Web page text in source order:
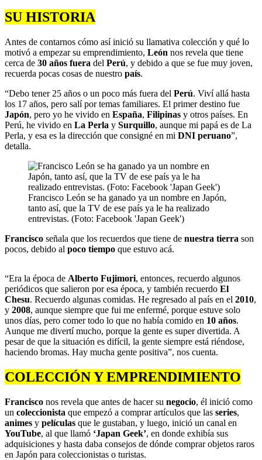
SU HISTORIA
Antes de contarnos cómo así inició su llamativa colección y qué lo
motivó a empezar su emprendimiento, León nos revela que tiene
cerca de 30 años fuera del Perú, y debido a que se fue muy joven,
recuerda pocas cosas de nuestro país.
“Debo tener 25 años o un poco más fuera del Perú. Viví allá hasta
los 17 años, pero salí por temas familiares. El primer destino fue
Japón, pero yo he vivido en España, Filipinas y otros países. En
Perú, he vivido en La Perla y Surquillo, aunque mi papá es de La
Perla, y esa es la dirección que consigné en mi DNI peruano”,
detalla.
Francisco León se ha ganado ya un nombre en Japón,
tanto así, que la TV de ese país ya le ha realizado
entrevistas. (Foto: Facebook 'Japan Geek')
Francisco señala que los recuerdos que tiene de nuestra tierra son
pocos, debido al poco tiempo que estuvo acá.
“Era la época de Alberto Fujimori, entonces, recuerdo algunos
periódicos que salieron por esa época, y también recuerdo El
Chesu. Recuerdo algunas comidas. He regresado al país en el 2010,
y 2008, aunque siempre que fui me enfermé, porque estuve solo
unos días, pero comer todo lo que no había comido en 10 años.
Aunque me divertí mucho, porque la gente es super divertida. A
pesar de que la situación es difícil, la gente siempre está riéndose,
haciendo bromas. Hay mucha gente positiva”, nos cuenta.
COLECCIÓN Y EMPRENDIMIENTO
Francisco nos revela que antes de hacer su negocio, él inició como
un coleccionista que empezó a comprar artículos que las series,
animes y películas que le gustaban, y luego, inició un canal en
YouTube, al que llamó ‘Japan Geek’, en donde exhibía sus
adquisiciones y hasta daba consejos de dónde comprar objetos raros
en Japón para coleccionistas o turistas.